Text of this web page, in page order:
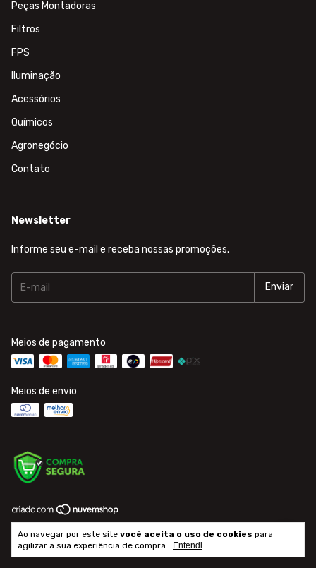
Ao navegar por este site você aceita o uso de cookies para
agilizar a sua experiência de compra.
Entendi
Peças Montadoras
Filtros
FPS
Iluminação
Acessórios
Químicos
Agronegócio
Contato
Newsletter
Informe seu e-mail e receba nossas promoções.
Meios de pagamento
Meios de envio
Copyright GHTShop - 44357085000720 - 2026. Todos os direitos
reservados.